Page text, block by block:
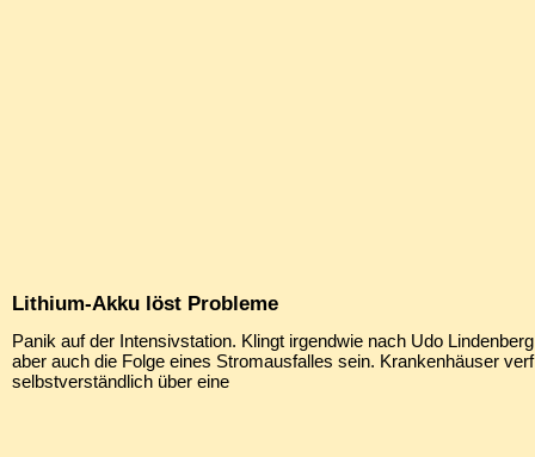
Lithium-Akku löst Probleme
Panik auf der Intensivstation. Klingt irgendwie nach Udo
aber auch die Folge eines Stromausfalles sein. Krankenhäuser
selbstverständlich über eine